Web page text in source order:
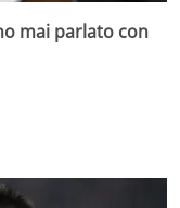
mai parlato con